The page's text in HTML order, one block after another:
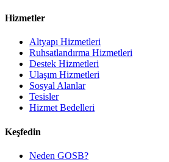
Hizmetler
Altyapı Hizmetleri
Ruhsatlandırma Hizmetleri
Destek Hizmetleri
Ulaşım Hizmetleri
Sosyal Alanlar
Tesisler
Hizmet Bedelleri
Keşfedin
Neden GOSB?